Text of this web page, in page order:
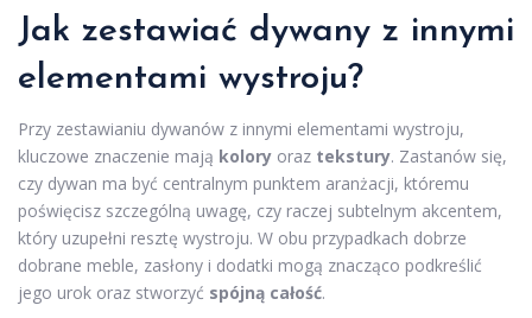
Jak zestawiać dywany z innymi
elementami wystroju?
Przy zestawianiu dywanów z innymi elementami wystroju,
kluczowe znaczenie mają kolory oraz tekstury. Zastanów się,
czy dywan ma być centralnym punktem aranżacji, któremu
poświęcisz szczególną uwagę, czy raczej subtelnym akcentem,
który uzupełni resztę wystroju. W obu przypadkach dobrze
dobrane meble, zasłony i dodatki mogą znacząco podkreślić
jego urok oraz stworzyć spójną całość.